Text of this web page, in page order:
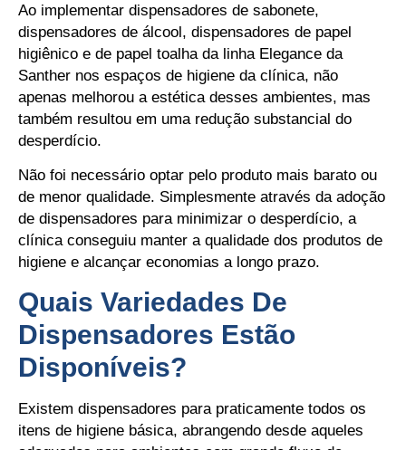
Ao implementar dispensadores de sabonete,
dispensadores de álcool, dispensadores de papel
higiênico e de papel toalha da linha Elegance da
Santher nos espaços de higiene da clínica, não
apenas melhorou a estética desses ambientes, mas
também resultou em uma redução substancial do
desperdício.
Não foi necessário optar pelo produto mais barato ou
de menor qualidade. Simplesmente através da adoção
de dispensadores para minimizar o desperdício, a
clínica conseguiu manter a qualidade dos produtos de
higiene e alcançar economias a longo prazo.
Quais Variedades De
Dispensadores Estão
Disponíveis?
Existem dispensadores para praticamente todos os
itens de higiene básica, abrangendo desde aqueles